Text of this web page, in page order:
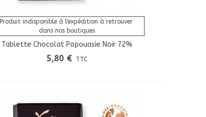
Afficher Plus
Produit indisponible à l'expédition à retrouver
dans nos boutiques
Tablette Chocolat Papouasie Noir 72%
Grandes Origines
5,80 € TTC